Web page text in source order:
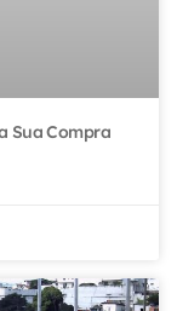
Sua Compra